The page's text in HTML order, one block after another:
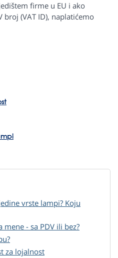
firme u EU i ako
broj (VAT ID), naplatićemo
vrste lampi? Koju
mene - sa PDV ili bez?
za lojalnost